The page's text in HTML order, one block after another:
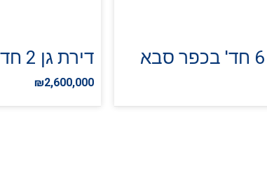
דירת גן 2 חד' בכפר סבא
₪2,600,000